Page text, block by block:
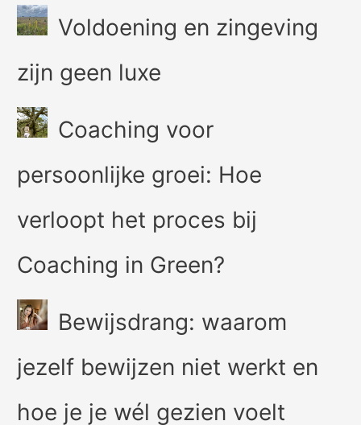
Voldoening en zingeving
zijn geen luxe
Coaching voor
persoonlijke groei: Hoe
verloopt het proces bij
Coaching in Green?
Bewijsdrang: waarom
jezelf bewijzen niet werkt en
hoe je je wél gezien voelt